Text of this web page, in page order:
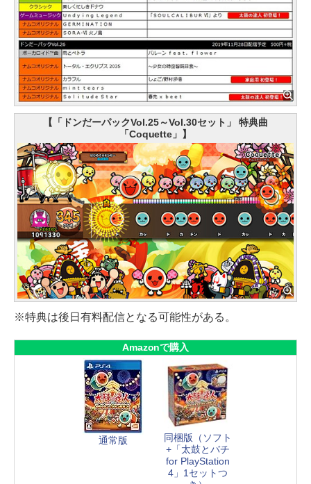
【「ドンだーパックVol.25～Vol.30セット」 特典曲
「Coquette」】
※特典は後日有料配信となる可能性がある。
Amazonで購入
通常版
同梱版（ソフト
+「太鼓とバチ
for PlayStation
4」1セットつ